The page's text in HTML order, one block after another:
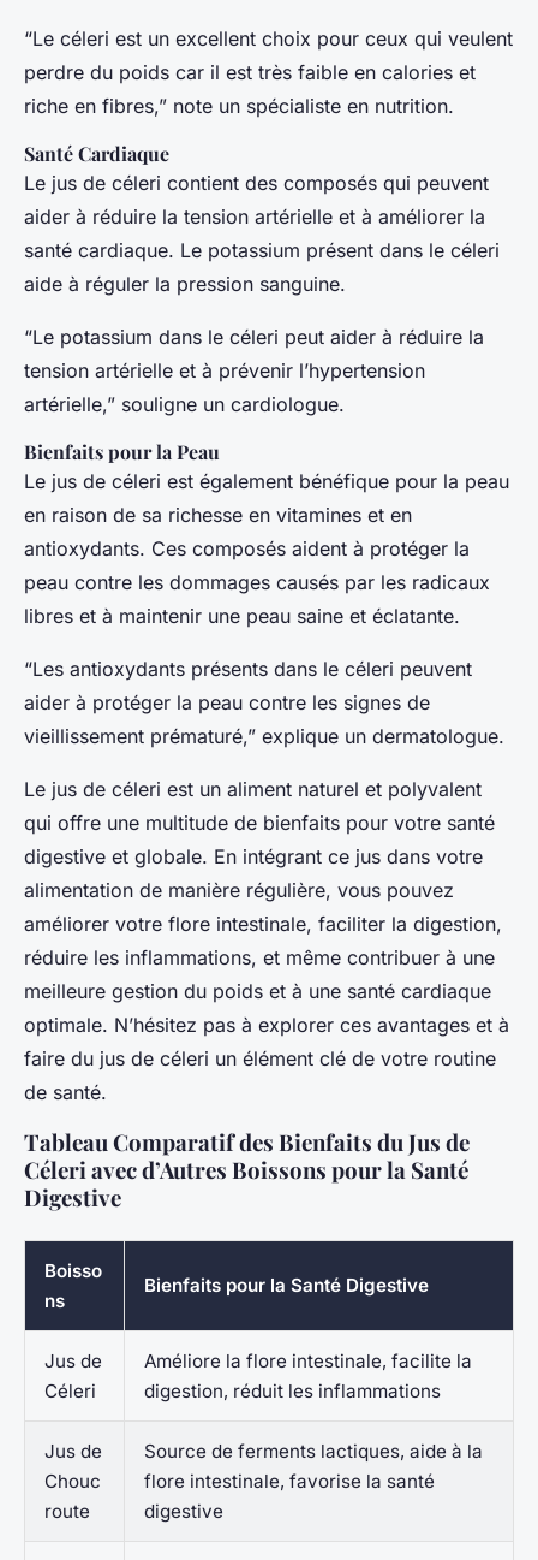
“Le céleri est un excellent choix pour ceux qui veulent
perdre du poids car il est très faible en calories et
riche en fibres,” note un spécialiste en nutrition.
Santé Cardiaque
Le jus de céleri contient des composés qui peuvent
aider à réduire la tension artérielle et à améliorer la
santé cardiaque. Le potassium présent dans le céleri
aide à réguler la pression sanguine.
“Le potassium dans le céleri peut aider à réduire la
tension artérielle et à prévenir l’hypertension
artérielle,” souligne un cardiologue.
Bienfaits pour la Peau
Le jus de céleri est également bénéfique pour la peau
en raison de sa richesse en vitamines et en
antioxydants. Ces composés aident à protéger la
peau contre les dommages causés par les radicaux
libres et à maintenir une peau saine et éclatante.
“Les antioxydants présents dans le céleri peuvent
aider à protéger la peau contre les signes de
vieillissement prématuré,” explique un dermatologue.
Le jus de céleri est un aliment naturel et polyvalent
qui offre une multitude de bienfaits pour votre santé
digestive et globale. En intégrant ce jus dans votre
alimentation de manière régulière, vous pouvez
améliorer votre flore intestinale, faciliter la digestion,
réduire les inflammations, et même contribuer à une
meilleure gestion du poids et à une santé cardiaque
optimale. N’hésitez pas à explorer ces avantages et à
faire du jus de céleri un élément clé de votre routine
de santé.
Tableau Comparatif des Bienfaits du Jus de
Céleri avec d’Autres Boissons pour la Santé
Digestive
Boisso
ns
Bienfaits pour la Santé Digestive
Jus de
Céleri
Améliore la flore intestinale, facilite la
digestion, réduit les inflammations
Jus de
Chouc
route
Source de ferments lactiques, aide à la
flore intestinale, favorise la santé
digestive